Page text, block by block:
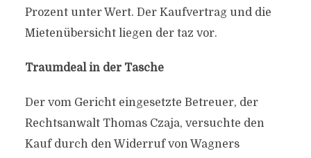
Prozent unter Wert. Der Kaufvertrag und die
Mietenübersicht liegen der taz vor.
Traumdeal in der Tasche
Der vom Gericht eingesetzte Betreuer, der
Rechtsanwalt Thomas Czaja, versuchte den
Kauf durch den Widerruf von Wagners